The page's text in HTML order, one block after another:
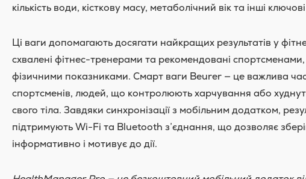
кількість води, кісткову масу, метаболічний вік та інші
Ці ваги допомагають досягати найкращих результатів у
схвалені фітнес-тренерами та рекомендовані
фізичними показниками. Смарт ваги Beurer — це важлива
спортсменів, людей, що контролюють харчування або
свого тіла. Завдяки синхронізації з мобільним додатком,
підтримують Wi-Fi та Bluetooth з’єднання, що дозволяє
інформативно і мотивує до дії.